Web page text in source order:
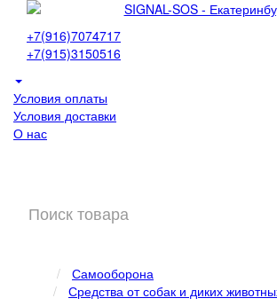
+7(916)7074717
+7(915)3150516
Условия оплаты
Условия доставки
О нас
Самооборона
Средства от собак и диких